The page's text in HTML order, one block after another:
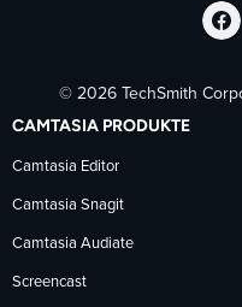
© 2026 TechSmith
CAMTASIA PRODUKTE
Camtasia Editor
Camtasia Snagit
Camtasia Audiate
Screencast